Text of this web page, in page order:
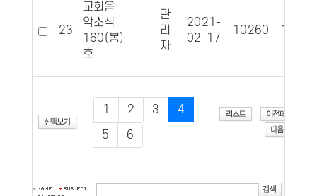
23
교회음
악소식
160(봄)
호
관
리
자
2021-
02-17
10260 1255
1 2 3
4
5
6